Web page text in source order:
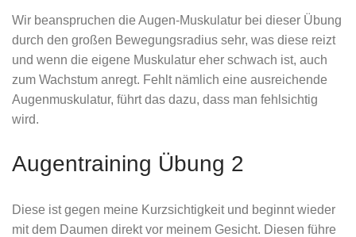
Wir beanspruchen die Augen-Muskulatur bei dieser Übung
durch den großen Bewegungsradius sehr, was diese reizt
und wenn die eigene Muskulatur eher schwach ist, auch
zum Wachstum anregt. Fehlt nämlich eine ausreichende
Augenmuskulatur, führt das dazu, dass man fehlsichtig
wird.
Augentraining Übung 2
Diese ist gegen meine Kurzsichtigkeit und beginnt wieder
mit dem Daumen direkt vor meinem Gesicht. Diesen führe